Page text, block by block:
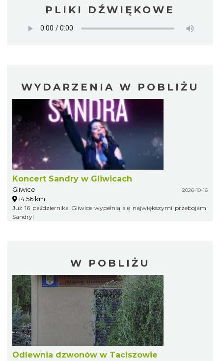
PLIKI DŹWIĘKOWE
WYDARZENIA W POBLIŻU
Koncert Sandry w Gliwicach
Gliwice 2026-10-16
14.56 km
Już 16 października Gliwice wypełnią się największymi przebojami
Sandry!
W POBLIŻU
Odlewnia dzwonów w Taciszowie